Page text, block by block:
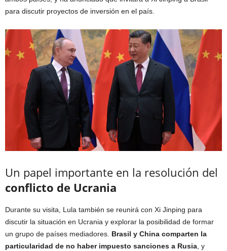
para discutir proyectos de inversión en el país.
Un papel importante en la resolución del
conflicto de Ucrania
Durante su visita, Lula también se reunirá con Xi Jinping para
discutir la situación en Ucrania y explorar la posibilidad de formar
un grupo de países mediadores. Brasil y China comparten la
particularidad de no haber impuesto sanciones a Rusia , y